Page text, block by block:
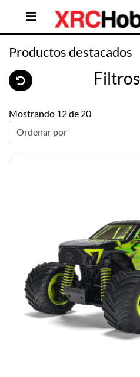
Productos destacados
Filtros
Mostrando 12 de 20